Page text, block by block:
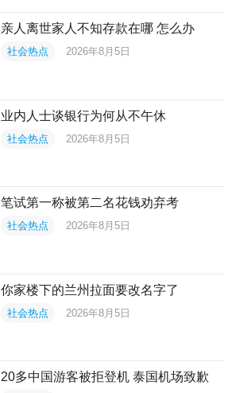
亲人离世家人不知存款在哪 怎么办
社会热点 2026年8月5日
业内人士谈银行为何从不午休
社会热点 2026年8月5日
笔试第一称被第二名花钱劝弃考
社会热点 2026年8月5日
你家楼下的兰州拉面要改名字了
社会热点 2026年8月5日
20多中国游客被拒登机 泰国机场致歉